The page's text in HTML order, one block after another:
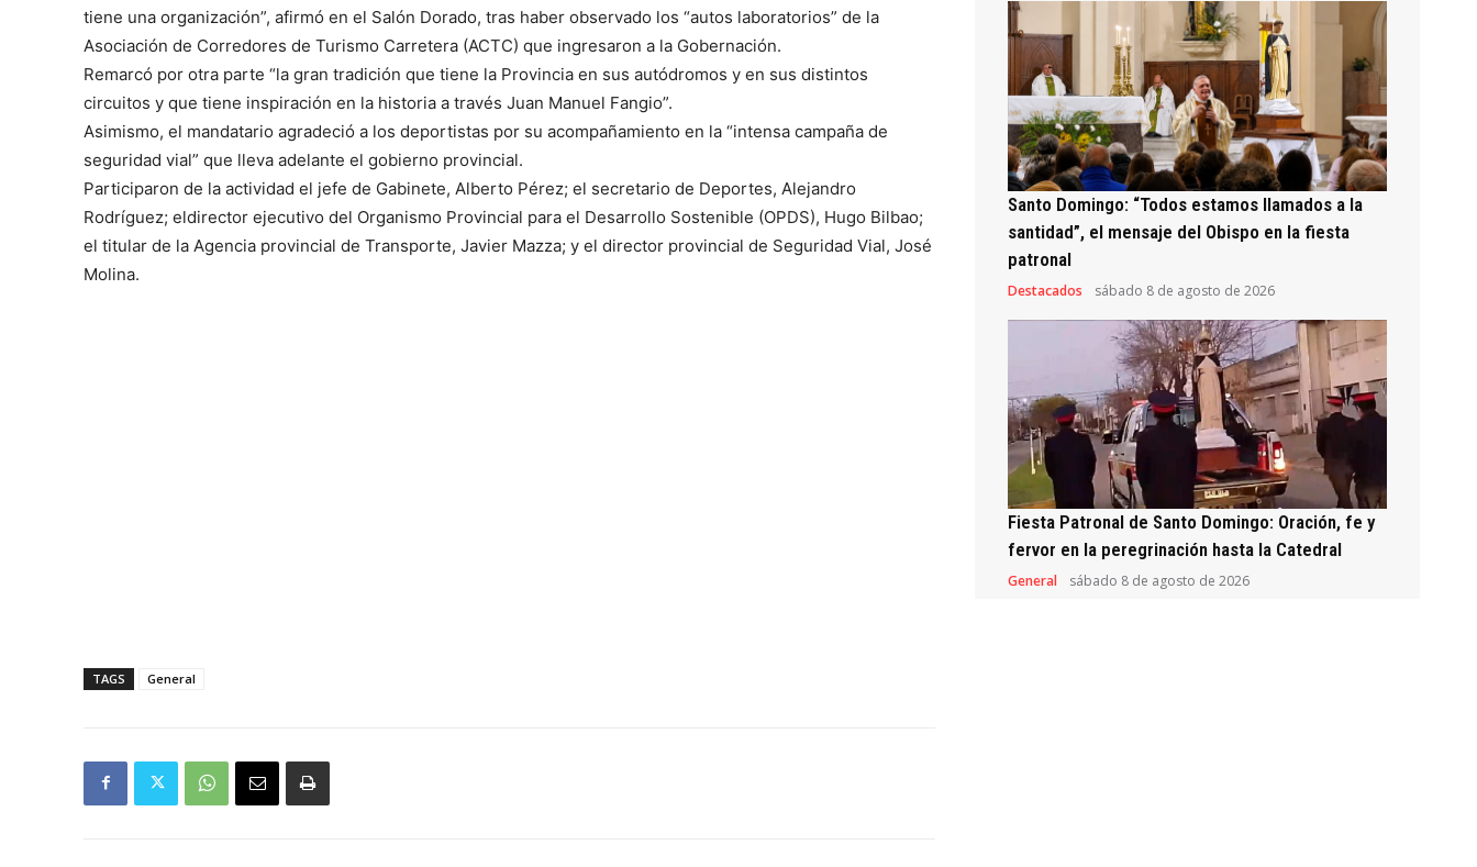
tiene una organización”, afirmó en el Salón Dorado, tras haber observado los “autos laboratorios” de la
Asociación de Corredores de Turismo Carretera (ACTC) que ingresaron a la Gobernación.
Remarcó por otra parte “la gran tradición que tiene la Provincia en sus autódromos y en sus distintos
circuitos y que tiene inspiración en la historia a través Juan Manuel Fangio”.
Asimismo, el mandatario agradeció a los deportistas por su acompañamiento en la “intensa campaña de
seguridad vial” que lleva adelante el gobierno provincial.
Participaron de la actividad el jefe de Gabinete, Alberto Pérez; el secretario de Deportes, Alejandro
Rodríguez; eldirector ejecutivo del Organismo Provincial para el Desarrollo Sostenible (OPDS), Hugo Bilbao;
el titular de la Agencia provincial de Transporte, Javier Mazza; y el director provincial de Seguridad Vial, José
Molina.
TAGS General
Santo Domingo: “Todos estamos llamados a la
santidad”, el mensaje del Obispo en la fiesta
patronal
Destacados sábado 8 de agosto de 2026
Fiesta Patronal de Santo Domingo: Oración, fe y
fervor en la peregrinación hasta la Catedral
General sábado 8 de agosto de 2026